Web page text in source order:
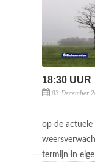
18:30 UUR
03 December
op de
termijn in